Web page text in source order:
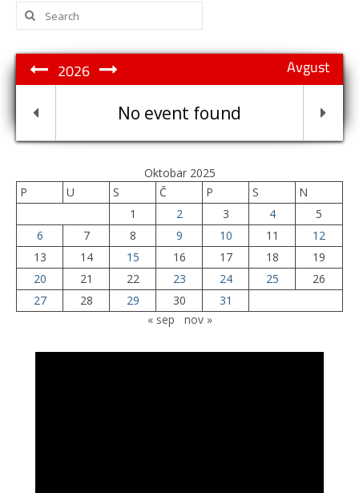
Search
for:
Avgust
2026
No event found
Oktobar 2025
P
U S Č P S
N
1
2 3 4
5
6
7 8 9 10 11
12
13
14 15 16 17 18
19
20
21 22 23 24 25
26
27
28 29 30
31
« sep
nov »